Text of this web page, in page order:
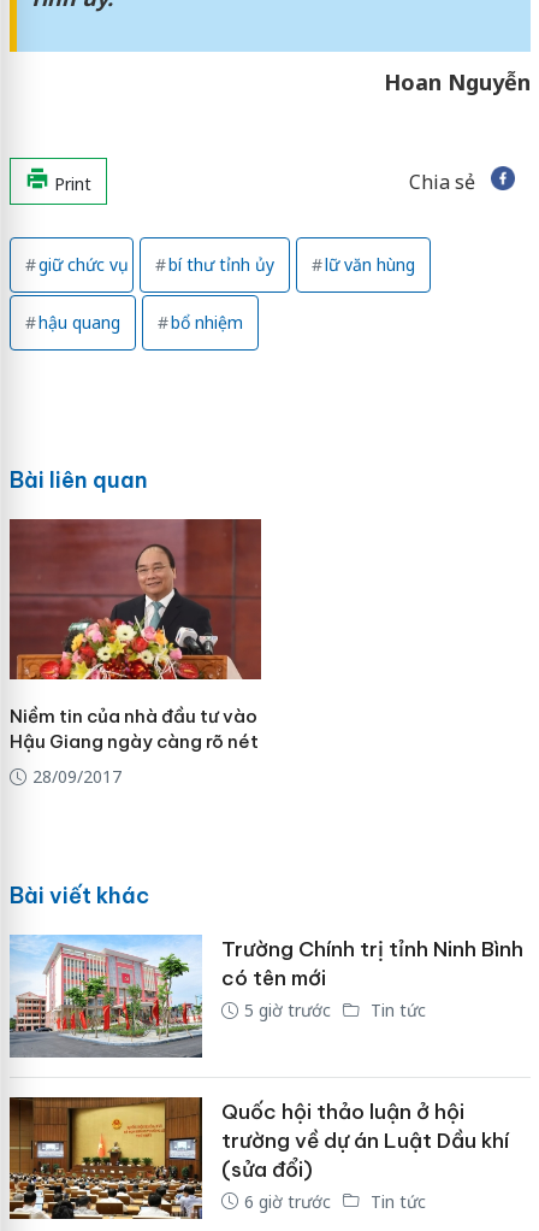
Hoan Nguyễn
Print Chia sẻ
giữ chức vụ bí thư tỉnh ủy lữ văn hùng
hậu quang bổ nhiệm
Bài liên quan
Niềm tin của nhà đầu tư vào
Hậu Giang ngày càng rõ nét
28/09/2017
Bài viết khác
Trường Chính trị tỉnh Ninh Bình
có tên mới
5 giờ trước Tin tức
Quốc hội thảo luận ở hội
trường về dự án Luật Dầu khí
(sửa đổi)
6 giờ trước Tin tức